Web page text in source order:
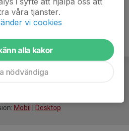
Mobil Desktop
våra tjänster.
vi cookies
alla kakor
nödvändiga